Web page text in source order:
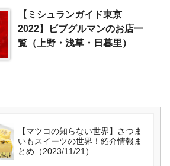
【ミシュランガイド東京
2022】ビブグルマンのお店一
覧（上野・浅草・日暮里）
【マツコの知らない世界】さつま
いもスイーツの世界！紹介情報ま
とめ（2023/11/21）